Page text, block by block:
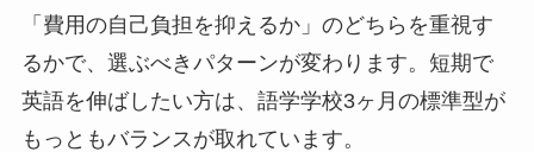
「費用の自己負担を抑えるか」のどちらを重視す
るかで、選ぶべきパターンが変わります。短期で
英語を伸ばしたい方は、語学学校3ヶ月の標準型が
もっともバランスが取れています。